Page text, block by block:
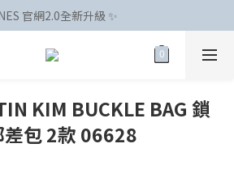
官網2.0全新升級 ✨
KIM BUCKLE BAG 鎖
差包 2款 06628